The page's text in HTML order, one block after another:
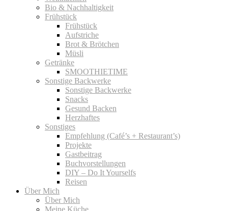
Bio & Nachhaltigkeit
Frühstück
Frühstück
Aufstriche
Brot & Brötchen
Müsli
Getränke
SMOOTHIETIME
Sonstige Backwerke
Sonstige Backwerke
Snacks
Gesund Backen
Herzhaftes
Sonstiges
Empfehlung (Café’s + Restaurant’s)
Projekte
Gastbeitrag
Buchvorstellungen
DIY – Do It Yourselfs
Reisen
Über Mich
Über Mich
Meine Küche